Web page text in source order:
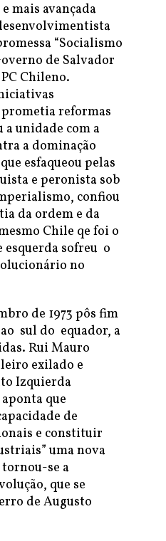
mais avançada
“Socialismo
de Salvador
Chileno.
reformas
unidade com a
a dominação
esfaqueou pelas
e peronista sob
confiou
da ordem e da
Chile qe foi o
esquerda sofreu o
no
de 1973 pôs fim
sul do equador, a
Rui Mauro
exilado e
Izquierda
que
de
e constituir
uma nova
se a
que se
de Augusto